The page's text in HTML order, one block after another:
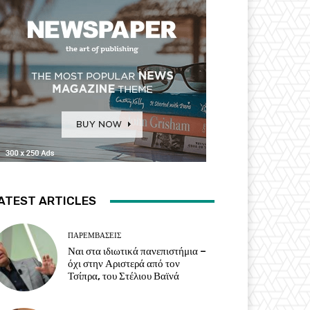
ARTICLES
ΠΑΡΕΜΒΑΣΕΙΣ
Ναι στα ιδιωτικά πανεπιστήμια –
όχι στην Αριστερά από τον
Τσίπρα, του Στέλιου Βαϊνά